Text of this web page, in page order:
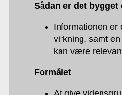
Sådan er det bygget
Informationen er
virkning, samt
kan være
Formålet
At give